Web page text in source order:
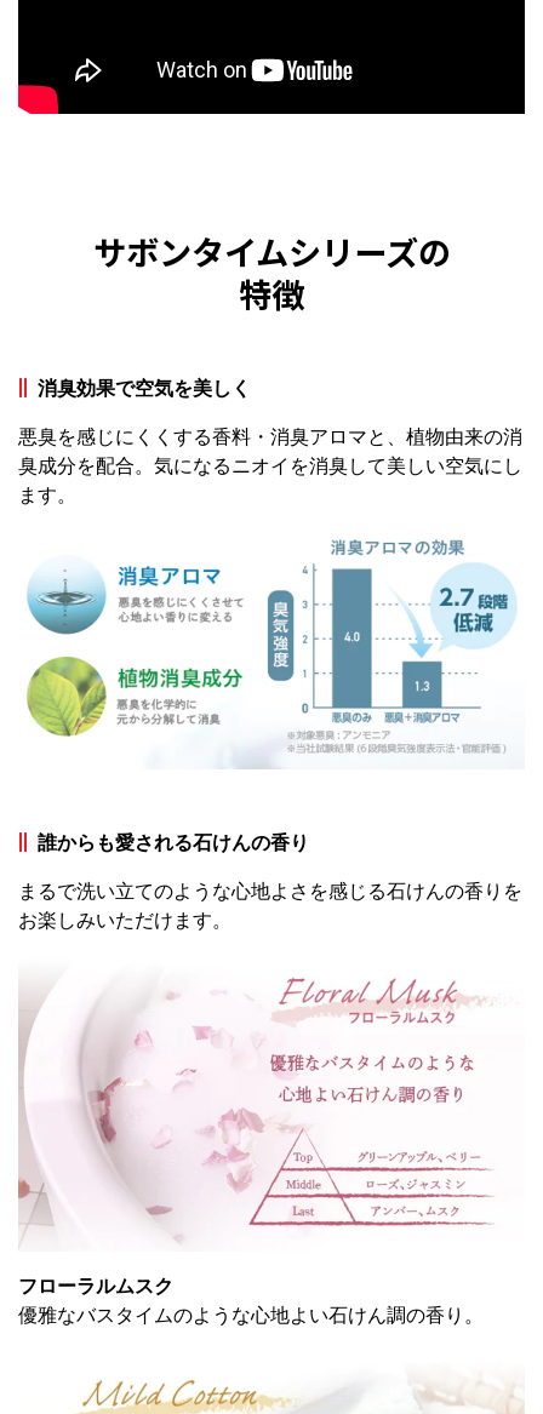
サボンタイムシリーズの
特徴
消臭効果で空気を美しく
悪臭を感じにくくする香料・消臭アロマと、植物由来の消
臭成分を配合。気になるニオイを消臭して美しい空気にし
ます。
誰からも愛される石けんの香り
まるで洗い立てのような心地よさを感じる石けんの香りを
お楽しみいただけます。
フローラルムスク
優雅なバスタイムのような心地よい石けん調の香り。